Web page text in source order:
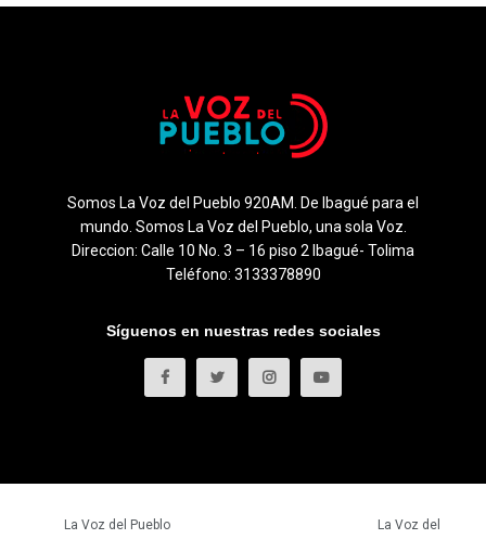
Somos La Voz del Pueblo 920AM. De Ibagué para el
mundo. Somos La Voz del Pueblo, una sola Voz.
Direccion: Calle 10 No. 3 – 16 piso 2 Ibagué- Tolima
Teléfono: 3133378890
Síguenos en nuestras redes sociales
La Voz del Pueblo La Voz del